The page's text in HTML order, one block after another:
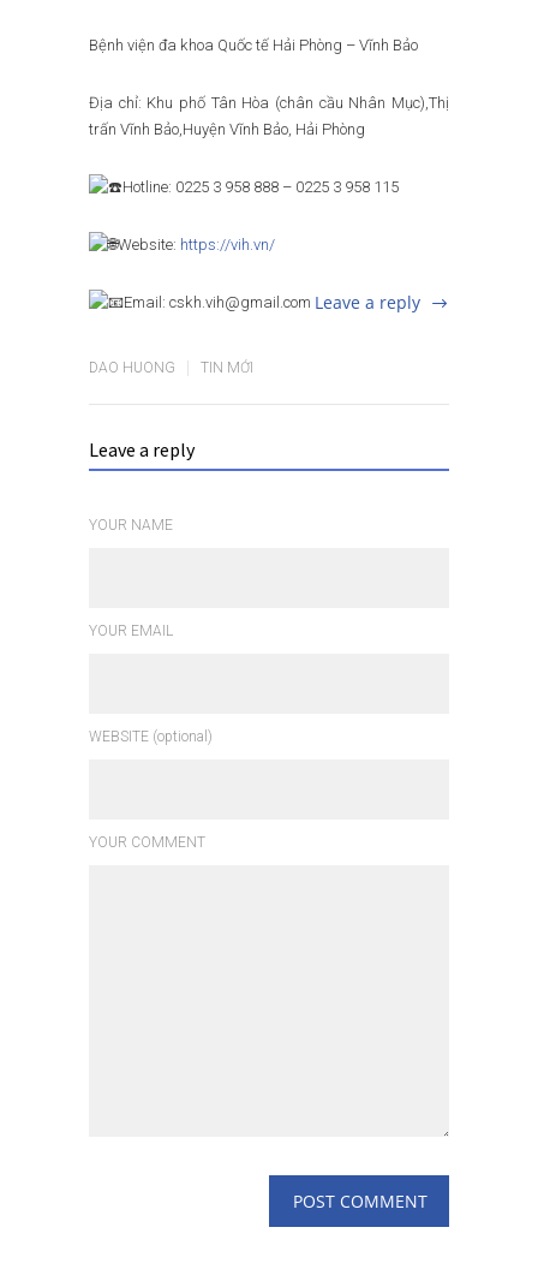
Bệnh viện đa khoa Quốc tế Hải Phòng – Vĩnh Bảo
Địa chỉ: Khu phố Tân Hòa (chân cầu Nhân Mục),Thị
trấn Vĩnh Bảo,Huyện Vĩnh Bảo, Hải Phòng
Hotline: 0225 3 958 888 – 0225 3 958 115
Website: https://vih.vn/
Email: cskh.vih@gmail.com Leave a reply
DAO HUONG TIN MỚI
Leave a reply
YOUR NAME
YOUR EMAIL
WEBSITE (optional)
YOUR COMMENT